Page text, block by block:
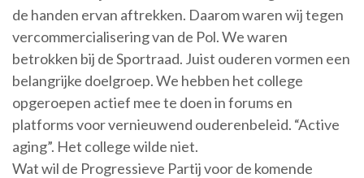
de handen ervan aftrekken. Daarom waren wij tegen
vercommercialisering van de Pol. We waren
betrokken bij de Sportraad. Juist ouderen vormen een
belangrijke doelgroep. We hebben het college
opgeroepen actief mee te doen in forums en
platforms voor vernieuwend ouderenbeleid. “Active
aging”. Het college wilde niet.
Wat wil de Progressieve Partij voor de komende